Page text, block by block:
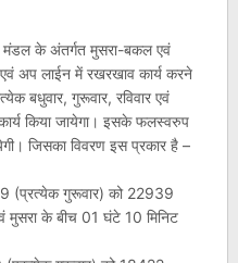
मंडल के अंतर्गत मुसरा-बकल एवं
अप लाईन में रखरखाव कार्य करने
बधुवार, गुरूवार, रविवार एवं
किया जायेगा। इसके फलस्वरुप
जिसका विवरण इस प्रकार है –
(प्रत्येक गुरूवार) को 22939
मुसरा के बीच 01 घंटे 10 मिनिट